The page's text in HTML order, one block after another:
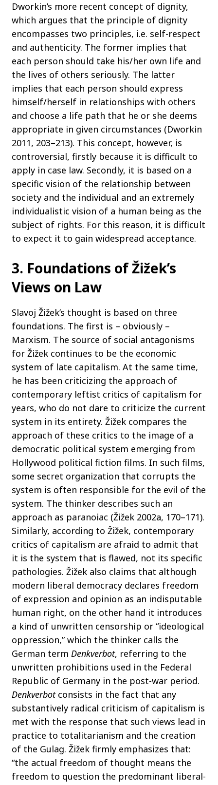
Dworkin’s more recent concept of dignity,
which argues that the principle of dignity
encompasses two principles, i.e. self-respect
and authenticity. The former implies that
each person should take his/her own life and
the lives of others seriously. The latter
implies that each person should express
himself/herself in relationships with others
and choose a life path that he or she deems
appropriate in given circumstances (Dworkin
2011, 203–213). This concept, however, is
controversial, firstly because it is difficult to
apply in case law. Secondly, it is based on a
specific vision of the relationship between
society and the individual and an extremely
individualistic vision of a human being as the
subject of rights. For this reason, it is difficult
to expect it to gain widespread acceptance.
3. Foundations of Žižek’s
Views on Law
Slavoj Žižek’s thought is based on three
foundations. The first is – obviously –
Marxism. The source of social antagonisms
for Žižek continues to be the economic
system of late capitalism. At the same time,
he has been criticizing the approach of
contemporary leftist critics of capitalism for
years, who do not dare to criticize the current
system in its entirety. Žižek compares the
approach of these critics to the image of a
democratic political system emerging from
Hollywood political fiction films. In such films,
some secret organization that corrupts the
system is often responsible for the evil of the
system. The thinker describes such an
approach as paranoiac (Žižek 2002a, 170–171).
Similarly, according to Žižek, contemporary
critics of capitalism are afraid to admit that
it is the system that is flawed, not its specific
pathologies. Žižek also claims that although
modern liberal democracy declares freedom
of expression and opinion as an indisputable
human right, on the other hand it introduces
a kind of unwritten censorship or “ideological
oppression,” which the thinker calls the
German term Denkverbot, referring to the
unwritten prohibitions used in the Federal
Republic of Germany in the post-war period.
Denkverbotconsists in the fact that any
substantively radical criticism of capitalism is
met with the response that such views lead in
practice to totalitarianism and the creation
of the Gulag. Žižek firmly emphasizes that:
“the actual freedom of thought means the
freedom to question the predominant liberal-